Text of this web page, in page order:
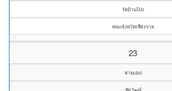
วัดบ้านโป่ง
คณะจังหวัดเชียงราย
23
สามเณร
ชัยวัฒน์